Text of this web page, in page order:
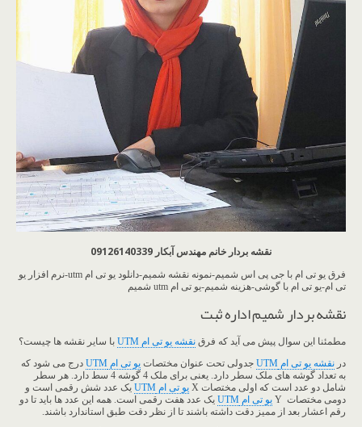
نقشه بردار خانم مهندس آبکار 09126140339
فرق یو تی ام با جی پی اس شمیم-نمونه نقشه شمیم-دانلود یو تی ام utm-نرم افزار یو
تی ام-یو تی ام با گوشی-هزینه شمیم-یو تی ام utm شمیم
نقشه بردار شمیم اداره ثبت
مطمئنا این سوال پیش می آید که فرق نقشه یو تی ام UTM
با سایر نقشه ها چیست؟
در نقشه یو تی ام UTM جدولی تحت عنوان مختصات یو تی ام UTM درج می شود که
به تعداد گوشه های ملک سطر دارد. یعنی برای ملک 4 گوشه 4 سط دارد. هر سطر
شامل دو عدد است که اولی مختصات X
یو تی ام UTM یک عدد شش رقمی است و
دومی مختصات Y
یو تی ام UTM یک عدد هفت رقمی است. همه این عدد ها باید تا دو
رقم اعشار بعد از ممیز دقت داشته باشند تا از نظر دقت طبق استاندارد باشند.